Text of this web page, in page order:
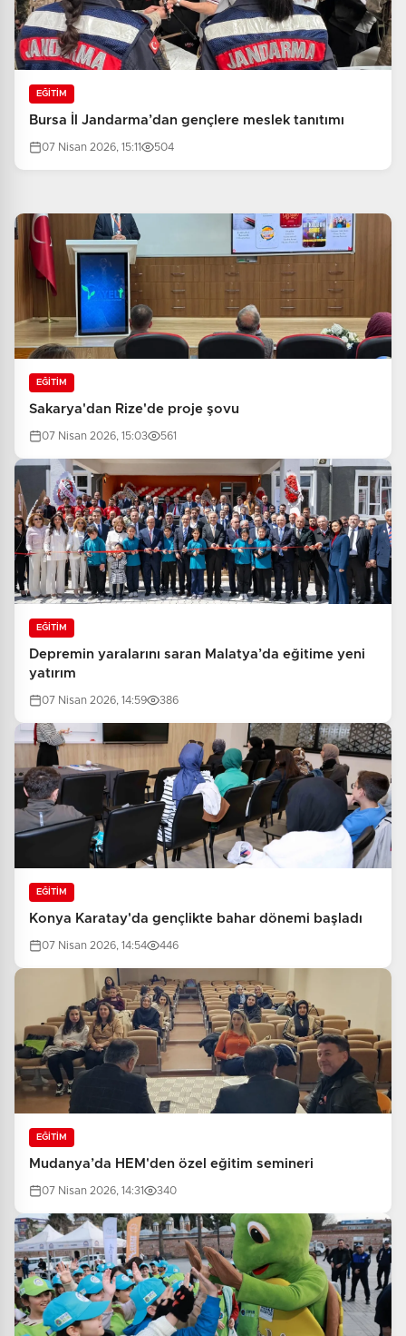
EĞİTİM
Bursa İl Jandarma’dan gençlere meslek tanıtımı
07 Nisan 2026, 15:11 504
EĞİTİM
Sakarya'dan Rize'de proje şovu
07 Nisan 2026, 15:03 561
EĞİTİM
Depremin yaralarını saran Malatya’da eğitime yeni
yatırım
07 Nisan 2026, 14:59 386
EĞİTİM
Konya Karatay'da gençlikte bahar dönemi başladı
07 Nisan 2026, 14:54 446
EĞİTİM
Mudanya’da HEM'den özel eğitim semineri
07 Nisan 2026, 14:31 340